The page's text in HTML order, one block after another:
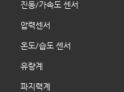
진동/가속도 센서
압력센서
온도/습도 센서
유량계
파지력계